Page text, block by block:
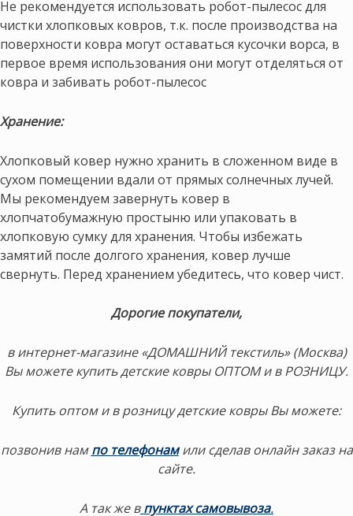
Не рекомендуется использовать робот-пылесос для
чистки хлопковых ковров, т.к. после производства на
поверхности ковра могут оставаться кусочки ворса, в
первое время использования они могут отделяться от
ковра и забивать робот-пылесос
Хранение:
Хлопковый ковер нужно хранить в сложенном виде в
сухом помещении вдали от прямых солнечных лучей.
Мы рекомендуем завернуть ковер в
хлопчатобумажную простыню или упаковать в
хлопковую сумку для хранения. Чтобы избежать
замятий после долгого хранения, ковер лучше
свернуть. Перед хранением убедитесь, что ковер чист.
Дорогие покупатели,
в интернет-магазине «ДОМАШНИЙ текстиль» (Москва)
Вы можете купить детские ковры ОПТОМ и в РОЗНИЦУ.
Купить оптом и в розницу детские ковры Вы можете:
позвонив нам по телефонамили сделав онлайн заказ на
сайте.
А так же в пунктах самовывоза.